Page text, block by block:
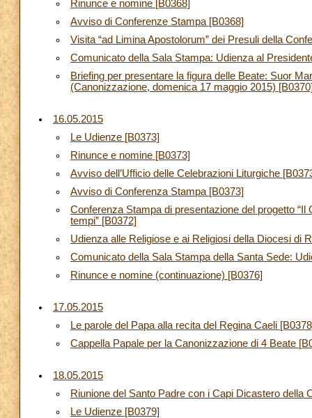
Rinunce e nomine [B0368]
Avviso di Conferenze Stampa [B0368]
Visita “ad Limina Apostolorum” dei Presuli della
Comunicato della Sala Stampa: Udienza al
Briefing per presentare la figura delle Beate: Suor
(Canonizzazione, domenica 17 maggio 2015)
16.05.2015
Le Udienze [B0373]
Rinunce e nomine [B0373]
Avviso dell’Ufficio delle Celebrazioni Liturgiche
Avviso di Conferenza Stampa [B0373]
Conferenza Stampa di presentazione del progetto
tempi” [B0372]
Udienza alle Religiose e ai Religiosi della Diocesi di
Comunicato della Sala Stampa della Santa Sede:
Rinunce e nomine (continuazione) [B0376]
17.05.2015
Le parole del Papa alla recita del Regina Caeli
Cappella Papale per la Canonizzazione di 4 Beate
18.05.2015
Riunione del Santo Padre con i Capi Dicastero della
Le Udienze [B0379]